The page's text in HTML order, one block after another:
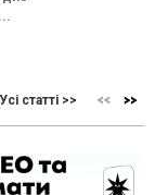
Усі статті >>